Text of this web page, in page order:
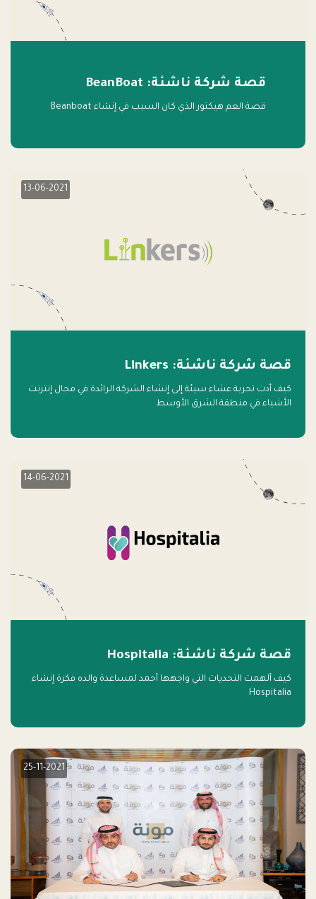
قصة شركة ناشئة: BeanBoat
قصة العم هيكتور الذي كان السبب في إنشاء Beanboat
13-06-2021
قصة شركة ناشئة: Linkers
كيف أدت تجربة عشاء سيئة إلى إنشاء الشركة الرائدة في مجال إنترنت
الأشياء في منطقة الشرق الأوسط
14-06-2021
قصة شركة ناشئة: Hospitalia
كيف ألهمت التحديات التي واجهها أحمد لمساعدة والده فكرة إنشاء
Hospitalia
25-11-2021